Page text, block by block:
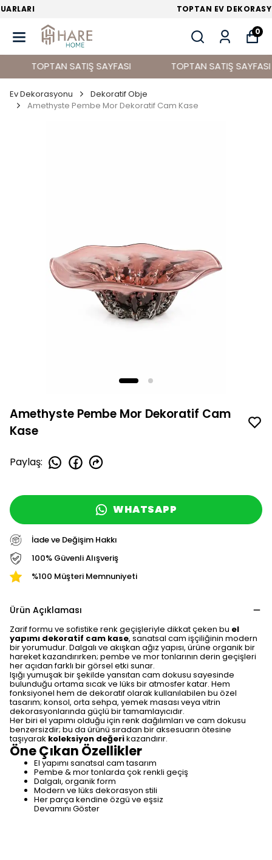
TOPTAN EV DEKORASYON ÜRÜNLERİ
0
TOPTAN SATIŞ SAYFASI TOPTAN SATIŞ SAYFASI
Ev Dekorasyonu
Dekoratif Obje
Amethyste Pembe Mor Dekoratif Cam Kase
Amethyste Pembe Mor Dekoratif Cam
Kase
Paylaş:
WHATSAPP
İade ve Değişim Hakkı
100% Güvenli Alışveriş
%100 Müşteri Memnuniyeti
Ürün Açıklaması
Zarif formu ve sofistike renk geçişleriyle dikkat çeken bu el
yapımı dekoratif cam kase, sanatsal cam işçiliğinin modern
bir yorumudur. Dalgalı ve akışkan ağız yapısı, ürüne organik bir
hareket kazandırırken; pembe ve mor tonlarının derin geçişleri
her açıdan farklı bir görsel etki sunar.
Işığı yumuşak bir şekilde yansıtan cam dokusu sayesinde
bulunduğu ortama sıcak ve lüks bir atmosfer katar. Hem
fonksiyonel hem de dekoratif olarak kullanılabilen bu özel
tasarım; konsol, orta sehpa, yemek masası veya vitrin
dekorasyonlarında güçlü bir tamamlayıcıdır.
Her biri el yapımı olduğu için renk dağılımları ve cam dokusu
benzersizdir; bu da ürünü sıradan bir aksesuarın ötesine
taşıyarak koleksiyon değerikazandırır.
Öne Çıkan Özellikler
El yapımı sanatsal cam tasarım
Pembe & mor tonlarda çok renkli geçiş
Dalgalı, organik form
Modern ve lüks dekorasyon stili
Her parça kendine özgü ve eşsiz
Devamını Göster